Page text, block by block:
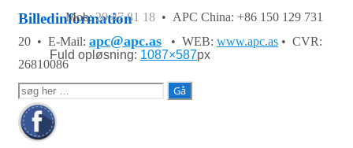
Billedinformation
Fuld opløsning: 1087×587px
Mob:20 47 81 18 • APC China: +86 150 129 731
20 • E-Mail: apc@apc.as • WEB: www.apc.as • CVR:
26810086
Søg
efter: